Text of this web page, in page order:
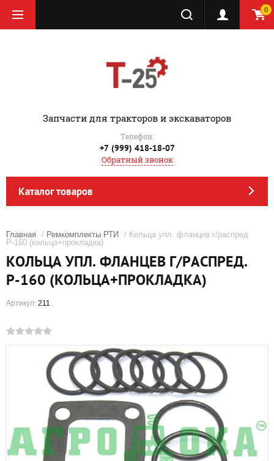
0
‎Запчасти для тракторов и экскаваторов
Телефон:
+7 (999) 418-18-07
Обратный звонок
Каталог товаров
Главная / Ремкомплекты РТИ
/ Кольца упл. фланцев г/распред.
Р-160 (кольца+прокладка)
КОЛЬЦА УПЛ. ФЛАНЦЕВ Г/РАСПРЕД.
Р-160 (КОЛЬЦА+ПРОКЛАДКА)
Артикул: 211